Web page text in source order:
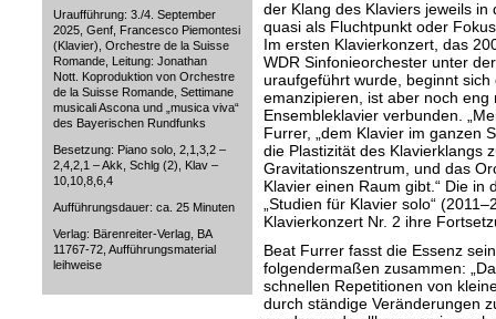
Uraufführung: 3./4. September
2025, Genf, Francesco Piemontesi
(Klavier), Orchestre de la Suisse
Romande, Leitung: Jonathan
Nott. Koproduktion von Orchestre
de la Suisse Romande, Settimane
musicali Ascona und „musica viva“
des Bayerischen Rundfunks
Besetzung: Piano solo, 2,1,3,2 –
2,4,2,1 – Akk, Schlg (2), Klav –
10,10,8,6,4
Aufführungsdauer: ca. 25 Minuten
Verlag: Bärenreiter-Verlag, BA
11767-72, Aufführungsmaterial
leihweise
der Klang des Klaviers jeweils
quasi als Fluchtpunkt oder
Im ersten Klavierkonzert, das
WDR Sinfonieorchester unter
uraufgeführt wurde, beginnt sich
emanzipieren, ist aber noch eng
Ensembleklavier verbunden.
Furrer, „dem Klavier im ganzen
die Plastizität des Klavierklangs
Gravitationszentrum, und das
Klavier einen Raum gibt.“ Die
„Studien für Klavier solo“
Klavierkonzert Nr. 2 ihre
Beat Furrer fasst die Essenz
folgendermaßen zusammen:
schnellen Repetitionen von
durch ständige Veränderungen